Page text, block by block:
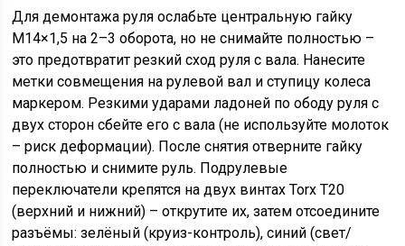
Для демонтажа руля ослабьте центральную гайку
M14×1,5 на 2–3 оборота, но не снимайте полностью –
это предотвратит резкий сход руля с вала. Нанесите
метки совмещения на рулевой вал и ступицу колеса
маркером. Резкими ударами ладоней по ободу руля с
двух сторон сбейте его с вала (не используйте молоток
– риск деформации). После снятия отверните гайку
полностью и снимите руль. Подрулевые
переключатели крепятся на двух винтах Torx T20
(верхний и нижний) – открутите их, затем отсоедините
разъёмы: зелёный (круиз-контроль), синий (свет/